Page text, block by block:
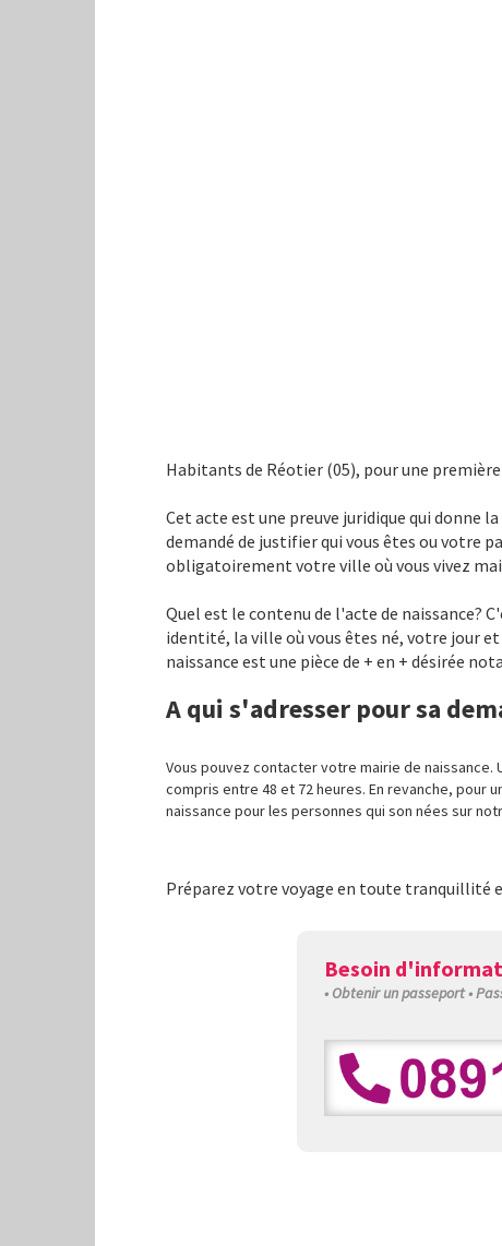
Habitants de Réotier (05), pour une
Cet acte est une preuve juridique qui donne
demandé de justifier qui vous êtes ou votre
obligatoirement votre ville où vous vivez
Quel est le contenu de l'acte de naissance?
identité, la ville où vous êtes né, votre jour
naissance est une pièce de + en + désirée
A qui s'adresser pour sa
Vous pouvez contacter votre mairie de
compris entre 48 et 72 heures. En revanche, pour
naissance pour les personnes qui son nées sur
Préparez votre voyage en toute tranquillité
Besoin
• Obtenir un passeport •